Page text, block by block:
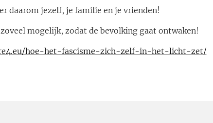
daarom jezelf, je familie en je vrienden!
mogelijk, zodat de bevolking gaat ontwaken!
hoe-het-fascisme-zich-zelf-in-het-licht-zet/